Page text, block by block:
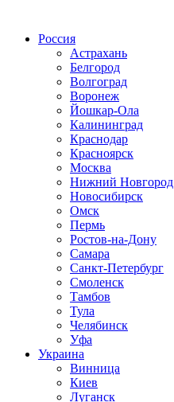
Россия
Астрахань
Белгород
Волгоград
Воронеж
Йошкар-Ола
Калининград
Краснодар
Красноярск
Москва
Нижний Новгород
Новосибирск
Омск
Пермь
Ростов-на-Дону
Самара
Санкт-Петербург
Смоленск
Тамбов
Тула
Челябинск
Уфа
Украина
Винница
Киев
Луганск